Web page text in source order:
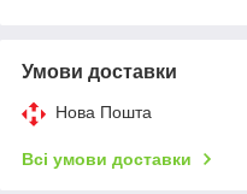
Умови доставки
Нова Пошта
Всі умови доставки